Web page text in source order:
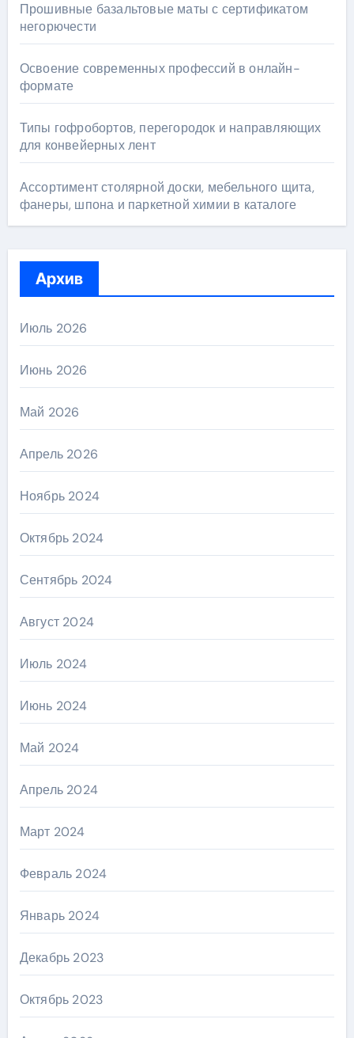
Прошивные базальтовые маты с сертификатом
негорючести
Освоение современных профессий в онлайн-
формате
Типы гофробортов, перегородок и направляющих
для конвейерных лент
Ассортимент столярной доски, мебельного щита,
фанеры, шпона и паркетной химии в каталоге
Архив
Июль 2026
Июнь 2026
Май 2026
Апрель 2026
Ноябрь 2024
Октябрь 2024
Сентябрь 2024
Август 2024
Июль 2024
Июнь 2024
Май 2024
Апрель 2024
Март 2024
Февраль 2024
Январь 2024
Декабрь 2023
Октябрь 2023